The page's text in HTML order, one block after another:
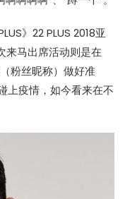
》22 PLUS 2018亚
来马出席活动则是在
粉丝昵称）做好准
上疫情，如今看来在不